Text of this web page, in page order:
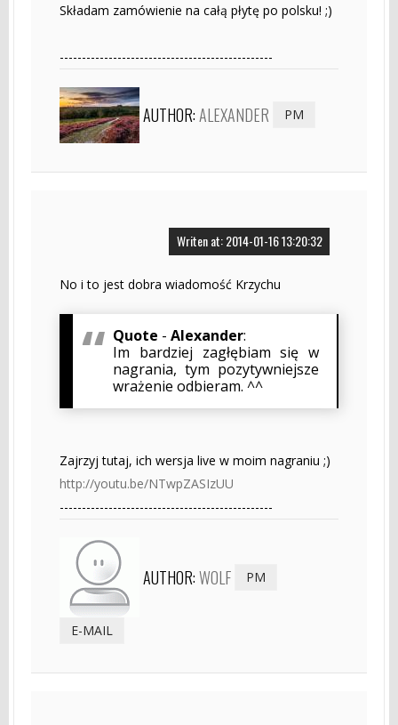
Składam zamówienie na całą płytę po polsku! ;)
------------------------------------------------
AUTHOR:ALEXANDER PM
Writen at: 2014-01-16 13:20:32
No i to jest dobra wiadomość Krzychu
Quote - Alexander:
Im bardziej zagłębiam się w
nagrania, tym pozytywniejsze
wrażenie odbieram. ^^
Zajrzyj tutaj, ich wersja live w moim nagraniu ;)
http://youtu.be/NTwpZASIzUU
------------------------------------------------
AUTHOR:WOLF PM
E-MAIL